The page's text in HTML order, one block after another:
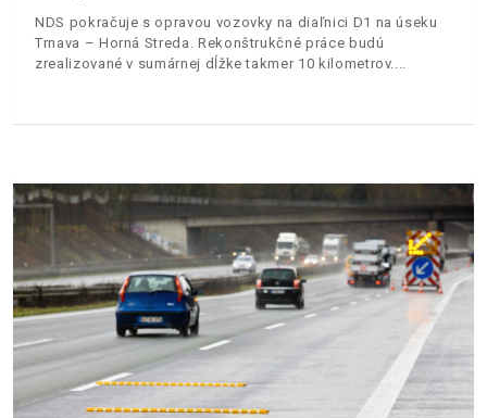
NDS pokračuje s opravou vozovky na diaľnici D1 na úseku
Trnava – Horná Streda. Rekonštrukčné práce budú
zrealizované v sumárnej dĺžke takmer 10 kilometrov.